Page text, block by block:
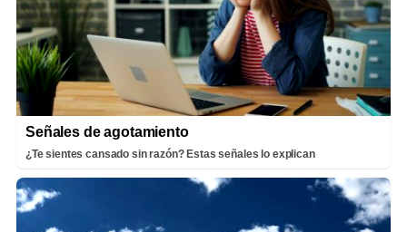
Señales de agotamiento
¿Te sientes cansado sin razón? Estas señales lo explican